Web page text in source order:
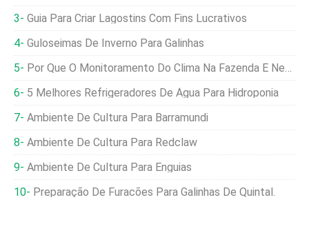
Guia Para Criar Lagostins Com Fins Lucrativos
Guloseimas De Inverno Para Galinhas
Por Que O Monitoramento Do Clima Na Fazenda É Necessário Para Uma Boa Produção
5 Melhores Refrigeradores De Água Para Hidroponia
Ambiente De Cultura Para Barramundi
Ambiente De Cultura Para Redclaw
Ambiente De Cultura Para Enguias
Preparação De Furacões Para Galinhas De Quintal.